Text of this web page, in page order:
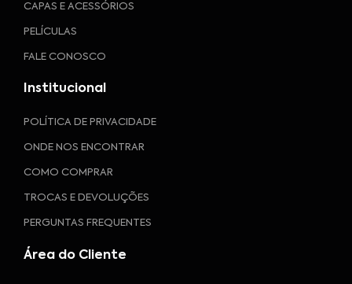
CAPAS E ACESSÓRIOS
PELÍCULAS
FALE CONOSCO
Institucional
POLÍTICA DE PRIVACIDADE
ONDE NOS ENCONTRAR
COMO COMPRAR
TROCAS E DEVOLUÇÕES
PERGUNTAS FREQUENTES
Área do Cliente